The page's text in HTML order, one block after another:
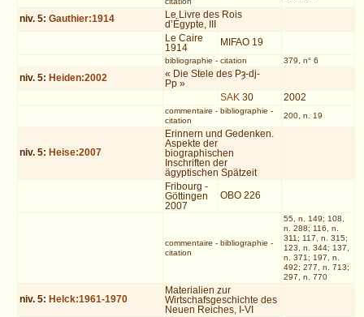
niv. 5:Gauthier:1914
Le Livre des Rois
d’Égypte, III
Le Caire
1914
MIFAO 19
bibliographie - citation 379, n° 6
niv. 5: Heiden:2002
« Die Stele des Pȝ-dj-
Pp »
SAK 30 2002
commentaire - bibliographie -
citation
200, n. 19
niv. 5: Heise:2007
Erinnern und Gedenken.
Aspekte der
biographischen
Inschriften der
ägyptischen Spätzeit
Fribourg -
Göttingen
2007
OBO 226
commentaire - bibliographie -
citation
55, n. 149; 108,
n. 288; 116, n.
311; 117, n. 315;
123, n. 344; 137,
n. 371; 197, n.
492; 277, n. 713;
297, n. 770
niv. 5: Helck:1961-1970
Materialien zur
Wirtschafsgeschichte des
Neuen Reiches, I-VI